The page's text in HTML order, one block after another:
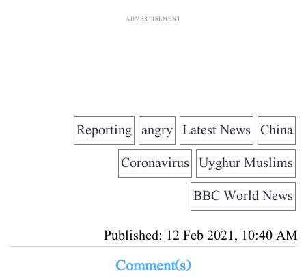
ADVERTISEMENT
China
Latest News
angry
Reporting
Uyghur Muslims
Coronavirus
BBC World News
Published: 12 Feb 2021, 10:40 AM
Comment(s)